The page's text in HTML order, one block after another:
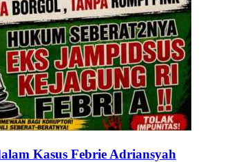
Kasus Febrie Adriansyah